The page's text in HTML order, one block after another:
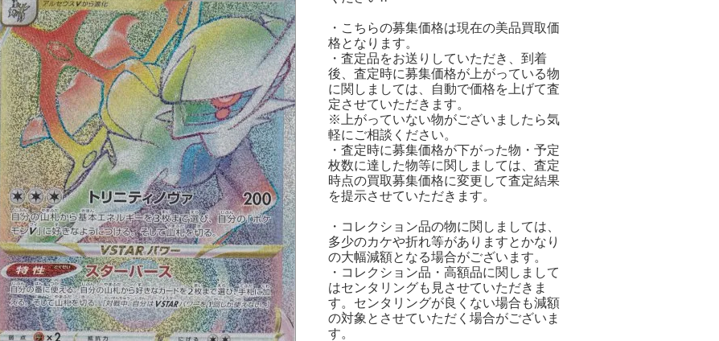
・こちらの募集価格は現在の美品買取価
格となります。
・査定品をお送りしていただき、到着
後、査定時に募集価格が上がっている物
に関しましては、自動で価格を上げて査
定させていただきます。
※上がっていない物がございましたら気
軽にご相談ください。
・査定時に募集価格が下がった物・予定
枚数に達した物等に関しましては、査定
時点の買取募集価格に変更して査定結果
を提示させていただきます。
・コレクション品の物に関しましては、
多少のカケや折れ等がありますとかなり
の大幅減額となる場合がございます。
・コレクション品・高額品に関しまして
はセンタリングも見させていただきま
す。センタリングが良くない場合も減額
の対象とさせていただく場合がございま
す。